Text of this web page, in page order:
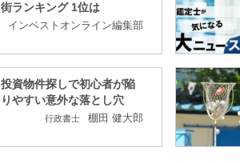
街ランキング 1位は
インベストオンライン編集部
投資物件探しで初心者が陥
りやすい意外な落とし穴
行政書士 棚田 健大郎